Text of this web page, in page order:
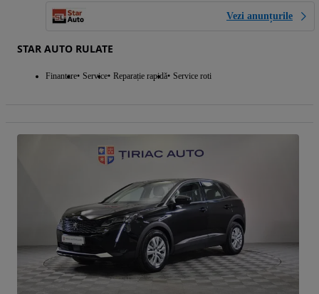
Vezi anunțurile
STAR AUTO RULATE
Finantare Service Reparație rapidă Service roti